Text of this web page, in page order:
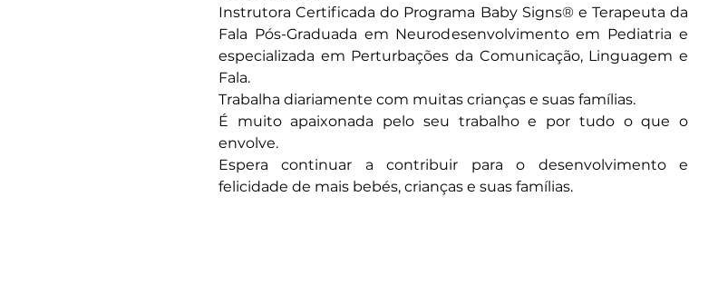
Instrutora Certificada do Programa Baby Signs® e Terapeuta da
Fala Pós-Graduada em Neurodesenvolvimento em Pediatria e
especializada em Perturbações da Comunicação, Linguagem e
Fala.
Trabalha diariamente com muitas crianças e suas famílias.
É muito apaixonada pelo seu trabalho e por tudo o que o
envolve.
Espera continuar a contribuir para o desenvolvimento e
felicidade de mais bebés, crianças e suas famílias.